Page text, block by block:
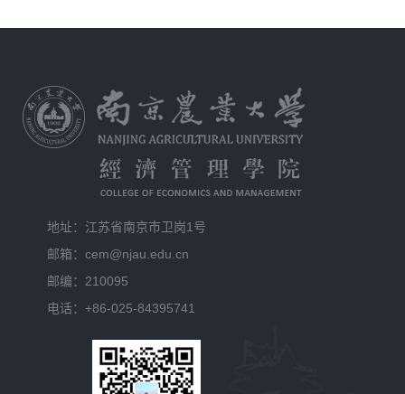
地址：江苏省南京市卫岗1号
邮箱：cem@njau.edu.cn
邮编：210095
电话：+86-025-84395741